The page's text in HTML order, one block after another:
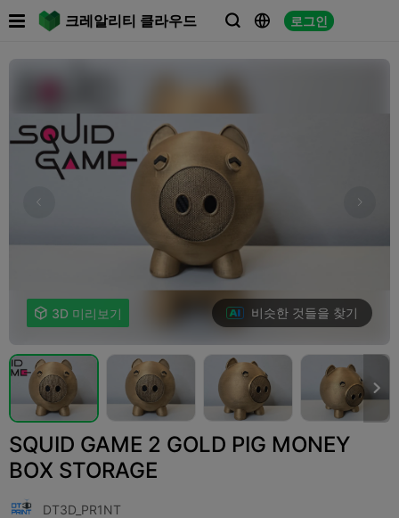
크레알리티 클라우드   로그인
 
 3D 미리보기 비슷한 것들을 찾기

SQUID GAME 2 GOLD PIG MONEY
BOX STORAGE
DT3D_PR1NT